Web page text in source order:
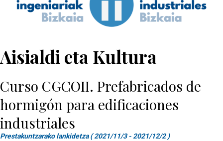
Aisialdi eta Kultura
Curso CGCOII. Prefabricados de
hormigón para edificaciones
industriales
Prestakuntzarako lankidetza ( 2021/11/3 - 2021/12/2 )